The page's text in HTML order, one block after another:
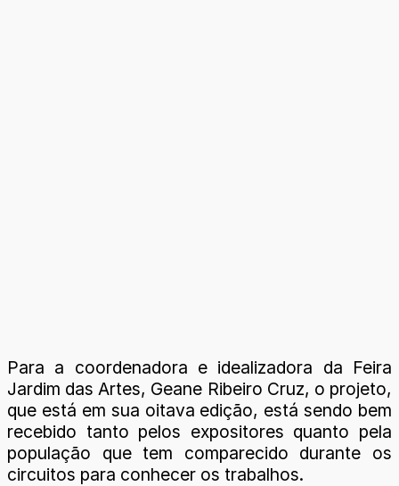
Para a coordenadora e idealizadora da Feira
Jardim das Artes, Geane Ribeiro Cruz, o projeto,
que está em sua oitava edição, está sendo bem
recebido tanto pelos expositores quanto pela
população que tem comparecido durante os
circuitos para conhecer os trabalhos.